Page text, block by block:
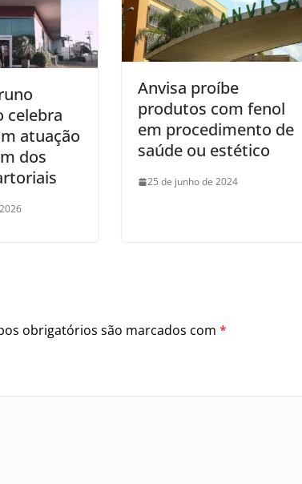
celebra
atuação
dos
Anvisa proíbe
produtos com fenol
em procedimento de
saúde ou estético
25 de junho de 2024
obrigatórios são marcados com *